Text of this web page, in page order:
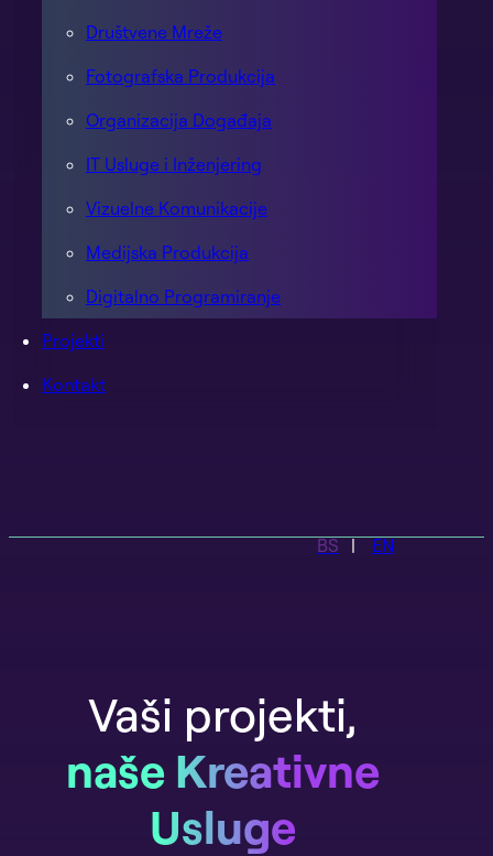
Društvene Mreže
Fotografska Produkcija
Organizacija Događaja
IT Usluge i Inženjering
Vizuelne Komunikacije
Medijska Produkcija
Digitalno Programiranje
Projekti
Kontakt
BS EN
Vaši projekti,
naše Kreativne
Usluge